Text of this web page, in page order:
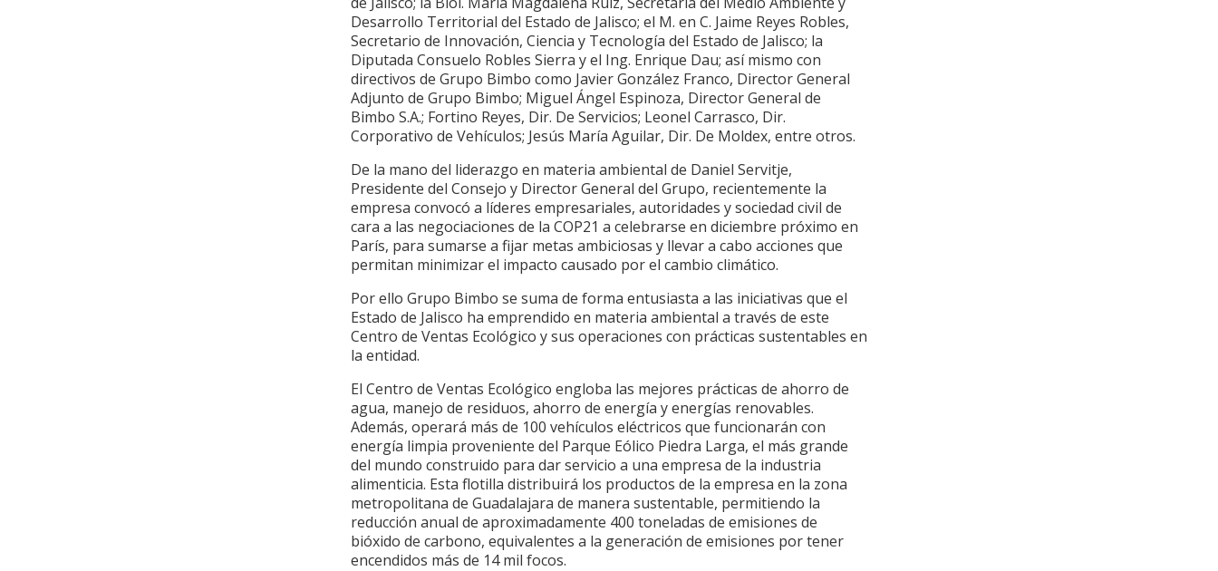
Desarrollo Territorial del Estado de Jalisco; el M. en C. Jaime Reyes Robles,
Secretario de Innovación, Ciencia y Tecnología del Estado de Jalisco; la
Diputada Consuelo Robles Sierra y el Ing. Enrique Dau; así mismo con
directivos de Grupo Bimbo como Javier González Franco, Director General
Adjunto de Grupo Bimbo; Miguel Ángel Espinoza, Director General de
Bimbo S.A.; Fortino Reyes, Dir. De Servicios; Leonel Carrasco, Dir.
Corporativo de Vehículos; Jesús María Aguilar, Dir. De Moldex, entre otros.
De la mano del liderazgo en materia ambiental de Daniel Servitje,
Presidente del Consejo y Director General del Grupo, recientemente la
empresa convocó a líderes empresariales, autoridades y sociedad civil de
cara a las negociaciones de la COP21 a celebrarse en diciembre próximo en
París, para sumarse a fijar metas ambiciosas y llevar a cabo acciones que
permitan minimizar el impacto causado por el cambio climático.
Por ello Grupo Bimbo se suma de forma entusiasta a las iniciativas que el
Estado de Jalisco ha emprendido en materia ambiental a través de este
Centro de Ventas Ecológico y sus operaciones con prácticas sustentables en
la entidad.
El Centro de Ventas Ecológico engloba las mejores prácticas de ahorro de
agua, manejo de residuos, ahorro de energía y energías renovables.
Además, operará más de 100 vehículos eléctricos que funcionarán con
energía limpia proveniente del Parque Eólico Piedra Larga, el más grande
del mundo construido para dar servicio a una empresa de la industria
alimenticia. Esta flotilla distribuirá los productos de la empresa en la zona
metropolitana de Guadalajara de manera sustentable, permitiendo la
reducción anual de aproximadamente 400 toneladas de emisiones de
bióxido de carbono, equivalentes a la generación de emisiones por tener
encendidos más de 14 mil focos.